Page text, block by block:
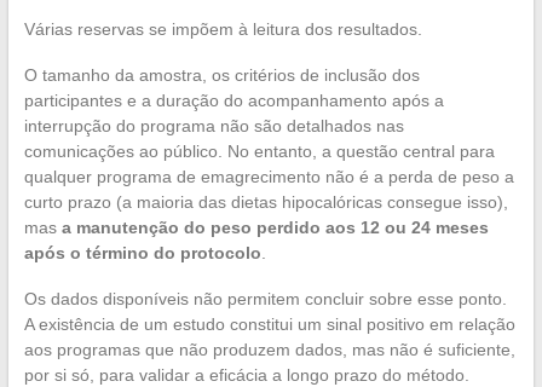
Várias reservas se impõem à leitura dos resultados.
O tamanho da amostra, os critérios de inclusão dos
participantes e a duração do acompanhamento após a
interrupção do programa não são detalhados nas
comunicações ao público. No entanto, a questão central para
qualquer programa de emagrecimento não é a perda de peso a
curto prazo (a maioria das dietas hipocalóricas consegue isso),
mas a manutenção do peso perdido aos 12 ou 24 meses
após o término do protocolo
Os dados disponíveis não permitem concluir sobre esse ponto.
A existência de um estudo constitui um sinal positivo em relação
aos programas que não produzem dados, mas não é suficiente,
por si só, para validar a eficácia a longo prazo do método.